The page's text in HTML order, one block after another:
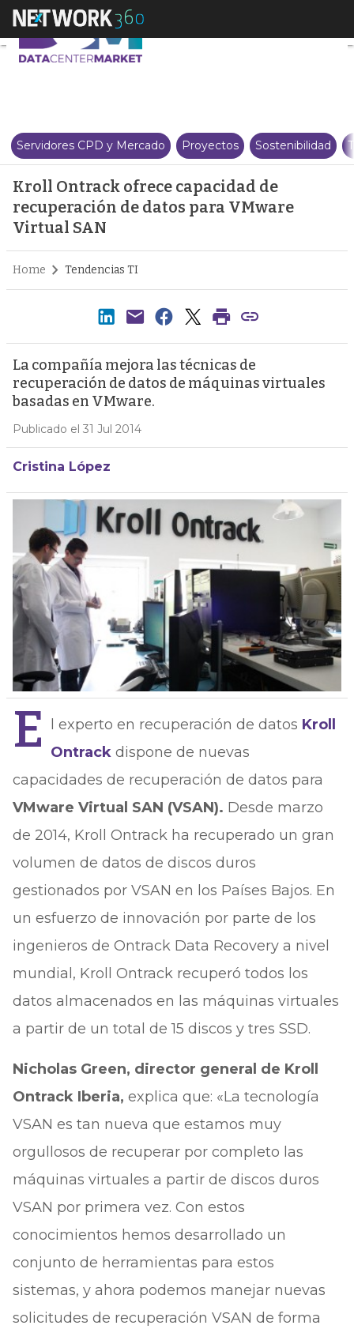
Kroll Ontrack ofrece capacidad
Servidores CPD y Mercado Proyectos Sostenibilidad
Kroll Ontrack ofrece capacidad de
recuperación de datos para VMware
Virtual SAN
Home Tendencias TI
La compañía mejora las técnicas de
recuperación de datos de máquinas virtuales
basadas en VMware.
Publicado el 31 Jul 2014
Cristina López
E l experto en recuperación de datos Kroll
Ontrackdispone de nuevas
capacidades de recuperación de datos para
VMware Virtual SAN (VSAN). Desde marzo
de 2014, Kroll Ontrack ha recuperado un gran
volumen de datos de discos duros
gestionados por VSAN en los Países Bajos. En
un esfuerzo de innovación por parte de los
ingenieros de Ontrack Data Recovery a nivel
mundial, Kroll Ontrack recuperó todos los
datos almacenados en las máquinas virtuales
a partir de un total de 15 discos y tres SSD.
Nicholas Green, director general de Kroll
Ontrack Iberia, explica que: «La tecnología
VSAN es tan nueva que estamos muy
orgullosos de recuperar por completo las
máquinas virtuales a partir de discos duros
VSAN por primera vez. Con estos
conocimientos hemos desarrollado un
conjunto de herramientas para estos
sistemas, y ahora podemos manejar nuevas
solicitudes de recuperación VSAN de forma